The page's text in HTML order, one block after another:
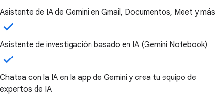
Asistente de IA de Gemini en Gmail, Documentos, Meet y más
Asistente de investigación basado en IA (Gemini Notebook)
Chatea con la IA en la app de Gemini y crea tu equipo de
expertos de IA